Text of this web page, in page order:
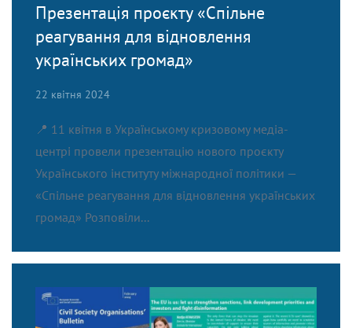
Презентація проєкту «Спільне
реагування для відновлення
українських громад»
22 квітня 2024
📍 11 квітня в Українському кризовому медіа-
центрі провели презентацію нового проєкту
Українського інституту міжнародної політики —
«Спільне реагування для відновлення українських
громад» Розповіли...